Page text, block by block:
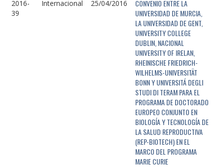
2016-
39
Internacional 25/04/2016
CONVENIO ENTRE LA
UNIVERSIDAD DE MURCIA,
LA UNIVERSIDAD DE GENT,
UNIVERSITY COLLEGE
DUBLIN, NACIONAL
UNIVERSITY OF IRELAN,
RHEINISCHE FRIEDRICH-
WILHELMS-UNIVERSITÄT
BONN Y UNIVERSITÁ DEGLI
STUDI DI TERAM PARA EL
PROGRAMA DE DOCTORADO
EUROPEO CONJUNTO EN
BIOLOGÍA Y TECNOLOGÍA DE
LA SALUD REPRODUCTIVA
(REP-BIOTECH) EN EL
MARCO DEL PROGRAMA
MARIE CURIE